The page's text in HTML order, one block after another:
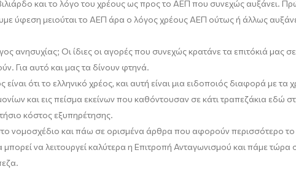
και το λόγο του χρέους ως προς το ΑΕΠ που συνεχώς αυξάνει.
ύφεση μειούται το ΑΕΠ άρα ο λόγος χρέους ΑΕΠ ούτως ή άλλως
ανησυχίας; Οι ίδιες οι αγορές που συνεχώς κρατάνε τα επιτόκιά μας
Για αυτό και μας τα δίνουν φτηνά.
ότι το ελληνικό χρέος, και αυτή είναι μια ειδοποιός διαφορά με
και εις πείσμα εκείνων που καθόντουσαν σε κάτι τραπεζάκια εδώ
κόστος εξυπηρέτησης.
νομοσχέδιο και πάω σε ορισμένα άρθρα που αφορούν περισσότερο το
μπορεί να λειτουργεί καλύτερα η Επιτροπή Ανταγωνισμού και πάμε τώρα